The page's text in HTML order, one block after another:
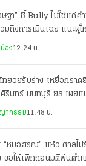
ษฐา” ชี้ Bully ไม่ใช่แค่
มถึงการเมินเฉย แนะผู้
กตมากขึ้น
อง12:24 น.
ยอยรับร่าง เหยื่อกราด
รินทร์ นนทบุรี ยธ.เผยแ
ากรรม11:48 น.
“หมอสรณ” แห้ว ศาลไม่
ขอให้เพิกถอนมติพ้นตำแ